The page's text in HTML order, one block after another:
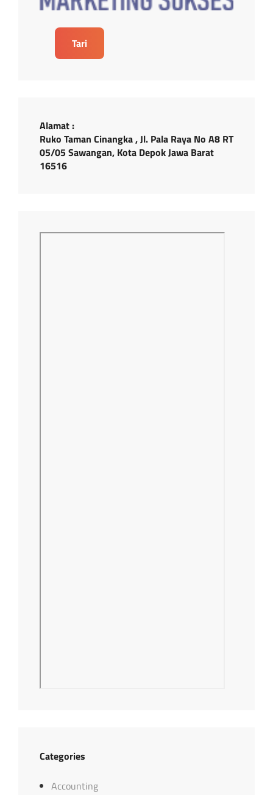
Tari
Alamat :
Ruko Taman Cinangka , Jl. Pala Raya No A8 RT
05/05 Sawangan, Kota Depok Jawa Barat
16516
Categories
Accounting